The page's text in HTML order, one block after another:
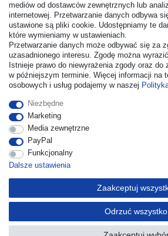
© Copyright 2026 | Wszelkie prawa
reserved. Prices incl. VAT. 19% VAT Basic
| * Applies to deliveries to the UK!
mediów od dostawców zewnętrznych lub
internetowej. Przetwarzanie danych odbywa
ustawione są pliki cookie. Udostępniamy te
które wymieniamy w ustawieniach.
Przetwarzanie danych może odbywać się za
uzasadnionego interesu. Zgodę można
Istnieje prawo do niewyrażenia zgody oraz
w późniejszym terminie. Więcej informacji na
osobowych i usług podajemy w naszej
Niezbędne
Marketing
Media zewnętrzne
PayPal
Funkcjonalny
Dalsze ustawienia
Zaakceptuj
Odrzuć wszystko
Odstąp od umowy tutaj